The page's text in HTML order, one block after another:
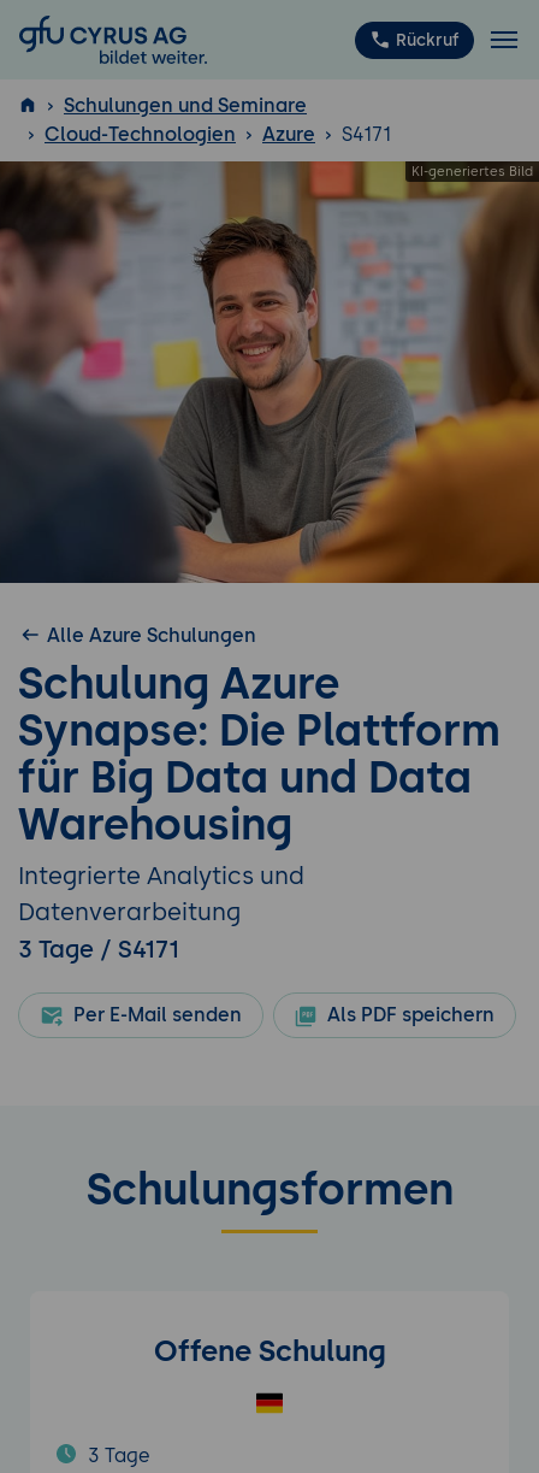
GFU Cyrus AG Rückruf
ISTQB ®
Schulungen und Seminare
Cloud-Technologien
Azure S4171
Alle Azure Schulungen
Schulung Azure
Synapse: Die Plattform
für Big Data und Data
Warehousing
Integrierte Analytics und
Datenverarbeitung
3 Tage / S4171
Per E-Mail senden Als PDF speichern
Schulungsformen
Offene Schulung
3 Tage